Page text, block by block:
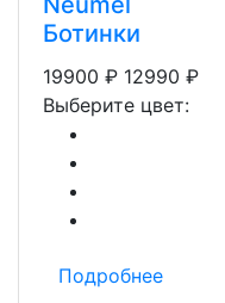
Ботинки
19900 ₽ 12990 ₽
Выберите цвет:
Подробнее